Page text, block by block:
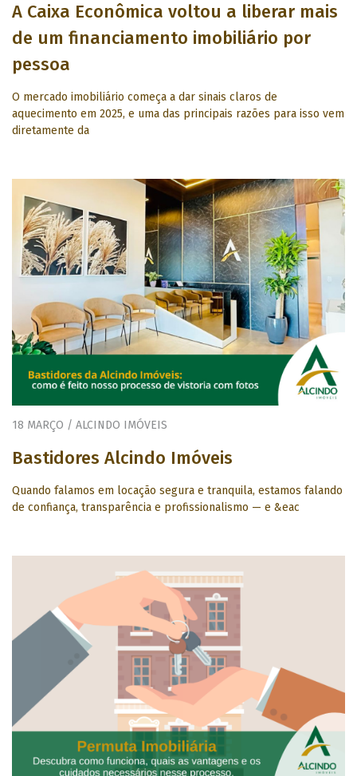
A Caixa Econômica voltou a liberar mais
de um financiamento imobiliário por
pessoa
O mercado imobiliário começa a dar sinais claros de
aquecimento em 2025, e uma das principais razões para isso vem
diretamente da
18 MARÇO / ALCINDO IMÓVEIS
Bastidores Alcindo Imóveis
Quando falamos em locação segura e tranquila, estamos falando
de confiança, transparência e profissionalismo — e &eac